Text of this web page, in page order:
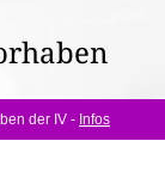
der IV - Infos